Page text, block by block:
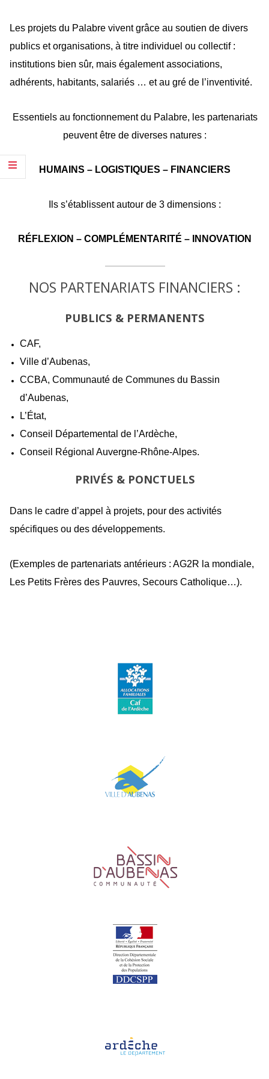
Les projets du Palabre vivent grâce au soutien de divers
publics et organisations, à titre individuel ou collectif :
institutions bien sûr, mais également associations,
adhérents, habitants, salariés … et au gré de l’inventivité.
Essentiels au fonctionnement du Palabre, les partenariats
peuvent être de diverses natures :
HUMAINS – LOGISTIQUES – FINANCIERS
Ils s’établissent autour de 3 dimensions :
RÉFLEXION – COMPLÉMENTARITÉ – INNOVATION
NOS PARTENARIATS FINANCIERS :
PUBLICS & PERMANENTS
CAF,
Ville d’Aubenas,
CCBA, Communauté de Communes du Bassin
d’Aubenas,
L’État,
Conseil Départemental de l’Ardèche,
Conseil Régional Auvergne-Rhône-Alpes.
PRIVÉS & PONCTUELS
Dans le cadre d’appel à projets, pour des activités
spécifiques ou des développements.
(Exemples de partenariats antérieurs : AG2R la mondiale,
Les Petits Frères des Pauvres, Secours Catholique…).